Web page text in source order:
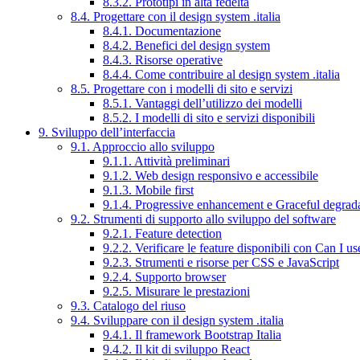
8.4. Progettare con il design system .italia
8.4.1. Documentazione
8.4.2. Benefici del design system
8.4.3. Risorse operative
8.4.4. Come contribuire al design system .italia
8.5. Progettare con i modelli di sito e servizi
8.5.1. Vantaggi dell’utilizzo dei modelli
8.5.2. I modelli di sito e servizi disponibili
9. Sviluppo dell’interfaccia
9.1. Approccio allo sviluppo
9.1.1. Attività preliminari
9.1.2. Web design responsivo e accessibile
9.1.3. Mobile first
9.1.4. Progressive enhancement e Graceful
9.2. Strumenti di supporto allo sviluppo del software
9.2.1. Feature detection
9.2.2. Verificare le feature disponibili con Can I
9.2.3. Strumenti e risorse per CSS e JavaScript
9.2.4. Supporto browser
9.2.5. Misurare le prestazioni
9.3. Catalogo del riuso
9.4. Sviluppare con il design system .italia
9.4.1. Il framework Bootstrap Italia
9.4.2. Il kit di sviluppo React